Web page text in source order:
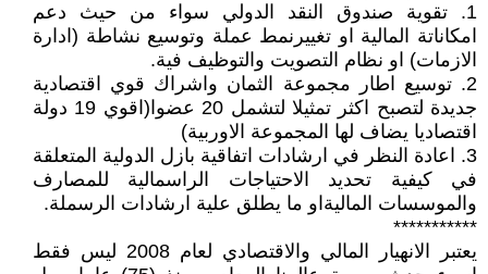
1. تقوية صندوق النقد الدولي سواء من حيث دعم
امكاناتة المالية او تغييرنمط عملة وتوسيع نشاطة (ادارة
الازمات) او نظام التصويت والتوظيف فية.
2. توسيع اطار مجموعة الثمان واشراك قوي اقتصادية
جديدة لتصبح اكثر تمثيلا لتشمل 20 عضوا(اقوي 19 دولة
اقتصاديا يضاف لها المجموعة الاوربية)
3. اعادة النظر في ارشادات اتفاقية بازل الدولية المتعلقة
في كيفية تحديد الاحتياجات الراسمالية للمصارف
والموسسات الماليةاو ما يطلق علية ارشادات الرسملة.
***********
يعتبر الانهيار المالي والاقتصادي لعام 2008 ليس فقط